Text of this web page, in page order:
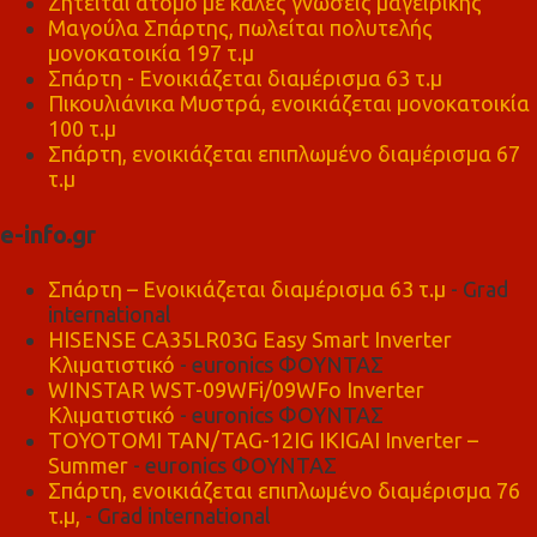
Μαγούλα Σπάρτης, πωλείται πολυτελής
μονοκατοικία 197 τ.μ
Σπάρτη - Ενοικιάζεται διαμέρισμα 63 τ.μ
Πικουλιάνικα Μυστρά, ενοικιάζεται μονοκατοικία
100 τ.μ
Σπάρτη, ενοικιάζεται επιπλωμένο διαμέρισμα 67
τ.μ
e-info.gr
Σπάρτη – Ενοικιάζεται διαμέρισμα 63 τ.μ - Grad
international
HISENSE CA35LR03G Easy Smart Inverter
Κλιματιστικό - euronics ΦΟΥΝΤΑΣ
WINSTAR WST-09WFi/09WFo Inverter
Κλιματιστικό - euronics ΦΟΥΝΤΑΣ
TOYOTOMI TAN/TAG-12IG IKIGAI Inverter –
Summer - euronics ΦΟΥΝΤΑΣ
Σπάρτη, ενοικιάζεται επιπλωμένο διαμέρισμα 76
τ.μ, - Grad international